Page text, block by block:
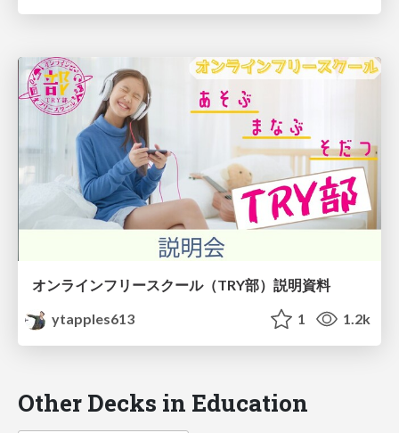
オンラインフリースクール（TRY部）説明資料
ytapples613
1 1.2k
Other Decks in Education